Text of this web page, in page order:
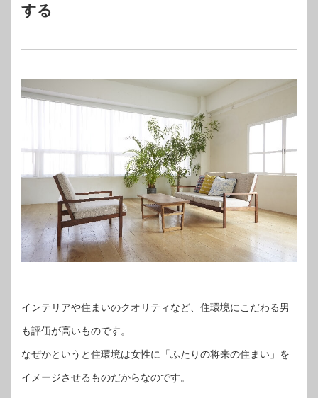
する
インテリアや住まいのクオリティなど、住環境にこだわる男
も評価が高いものです。
なぜかというと住環境は女性に「ふたりの将来の住まい」を
イメージさせるものだからなのです。